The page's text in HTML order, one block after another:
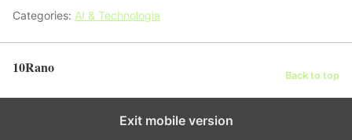
Categories: AI & Technologia
10Rano Back to top
Exit mobile version